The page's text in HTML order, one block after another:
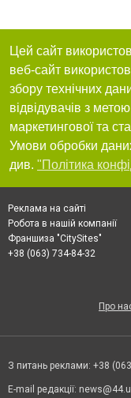
Цей сайт
веб-сайт
збору технічних
відвідувачів з
маркетингової та
Умови обробки
див. "Політика
Реклама на сайті
Робота в нашій компанії
Франшиза "CitySites"
+38 (063) 734-84-32
Про
З питань реклами: +38
E-mail редакції: